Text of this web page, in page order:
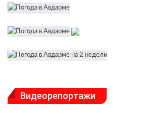
Видеорепортажи